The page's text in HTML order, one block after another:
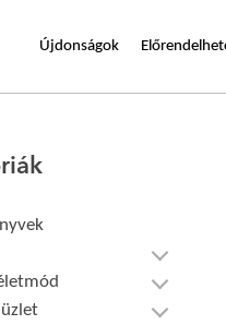
Újdonságok
üzlet